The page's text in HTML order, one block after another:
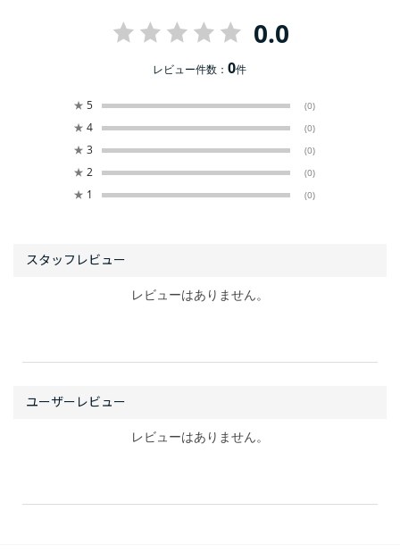
0.0
レビュー件数：0件
★ 5 (0)
★ 4 (0)
★ 3 (0)
★ 2 (0)
★ 1 (0)
レビューはありません。
レビューはありません。